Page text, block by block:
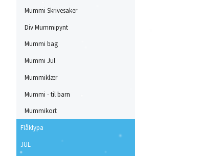
Mummi Skrivesaker
Div Mummipynt
Mummi bag
Mummi Jul
Mummiklær
Mummi - til barn
Mummikort
Flåklypa
JUL